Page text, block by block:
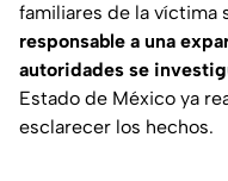
familiares de la víctima
responsable a una
autoridades se
Estado de México ya
esclarecer los hechos.